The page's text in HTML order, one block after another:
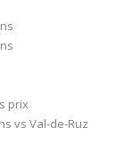
prix
vs Val-de-Ruz